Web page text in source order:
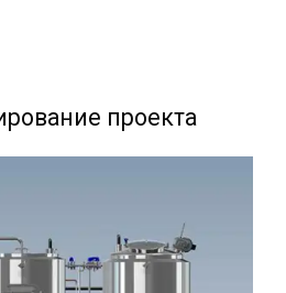
проекта